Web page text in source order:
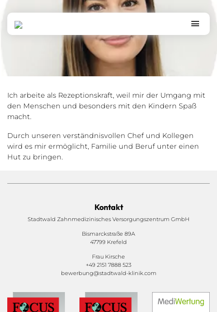
Tugba Bakir, Rezeption
Ich arbeite als Rezeptionskraft, weil mir der Umgang mit
den Menschen und besonders mit den Kindern Spaß
macht.
Durch unseren verständnisvollen Chef und Kollegen
wird es mir ermöglicht, Familie und Beruf unter einen
Hut zu bringen.
Kontakt
Stadtwald Zahnmedizinisches Versorgungszentrum GmbH
Bismarckstraße 89A
47799 Krefeld
Frau Kirsche
+49 2151 7888 523
bewerbung@stadtwald-klinik.com